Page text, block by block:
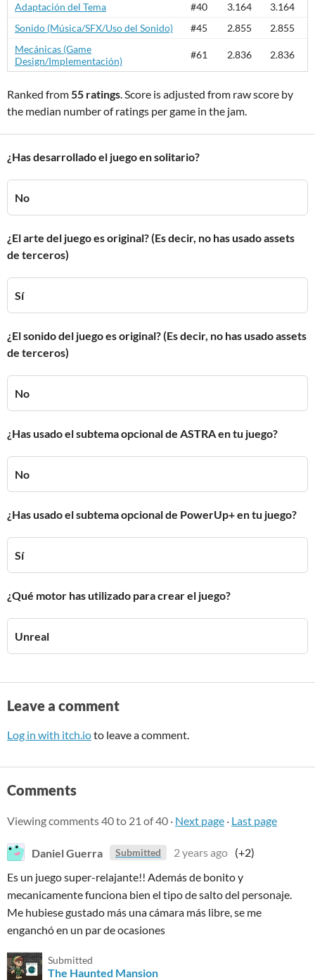
Adaptación del Tema
#40 3.164
3.164
Sonido (Música/SFX/Uso del Sonido)
#45 2.855
2.855
Mecánicas (Game
Design/Implementación)
#61 2.836 2.836
Ranked from55 ratings. Score is adjusted from raw score by
the median number of ratings per game in the jam.
¿Has desarrollado el juego en solitario?
No
¿El arte del juego es original? (Es decir, no has usado assets
de terceros)
Sí
¿El sonido del juego es original? (Es decir, no has usado assets
de terceros)
No
¿Has usado el subtema opcional de ASTRA en tu juego?
No
¿Has usado el subtema opcional de PowerUp+ en tu juego?
Sí
¿Qué motor has utilizado para crear el juego?
Unreal
Leave a comment
Log in with itch.ioto leave a comment.
Comments
Viewing comments40to 21 of 40 · Next page · Last page
Daniel Guerra Submitted 2 years ago (+2)
Es un juego super-relajante!! Además de bonito y
mecanicamente funciona bien el tipo de salto del personaje.
Me hubiese gustado más una cámara más libre, se me
enganchó en un par de ocasiones
Submitted
The Haunted Mansion